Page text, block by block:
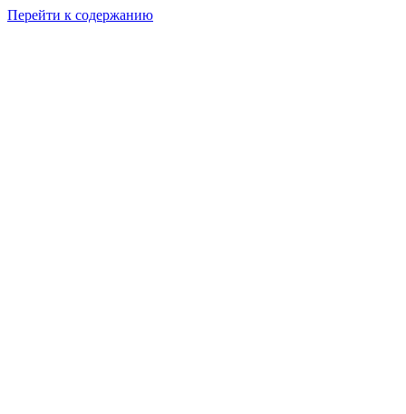
Перейти к содержанию